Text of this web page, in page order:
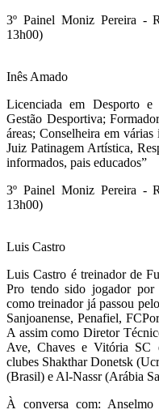
3º Painel Moniz Pereira -
13h00)
Inês Amado
Licenciada em Desporto e
Gestão Desportiva;
áreas; Conselheira em
Juiz Patinagem Artística,
informados, pais educados”
3º Painel Moniz Pereira -
13h00)
Luis Castro
Luis Castro é treinador de
Pro tendo sido jogador por
como treinador já passou
Sanjoanense, Penafiel,
A assim como Diretor
Ave, Chaves e Vitória SC
clubes Shakthar Donetsk
(Brasil) e Al-Nassr (Arábia
À conversa com: